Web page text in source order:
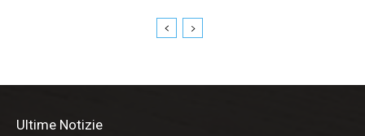
Ultime Notizie